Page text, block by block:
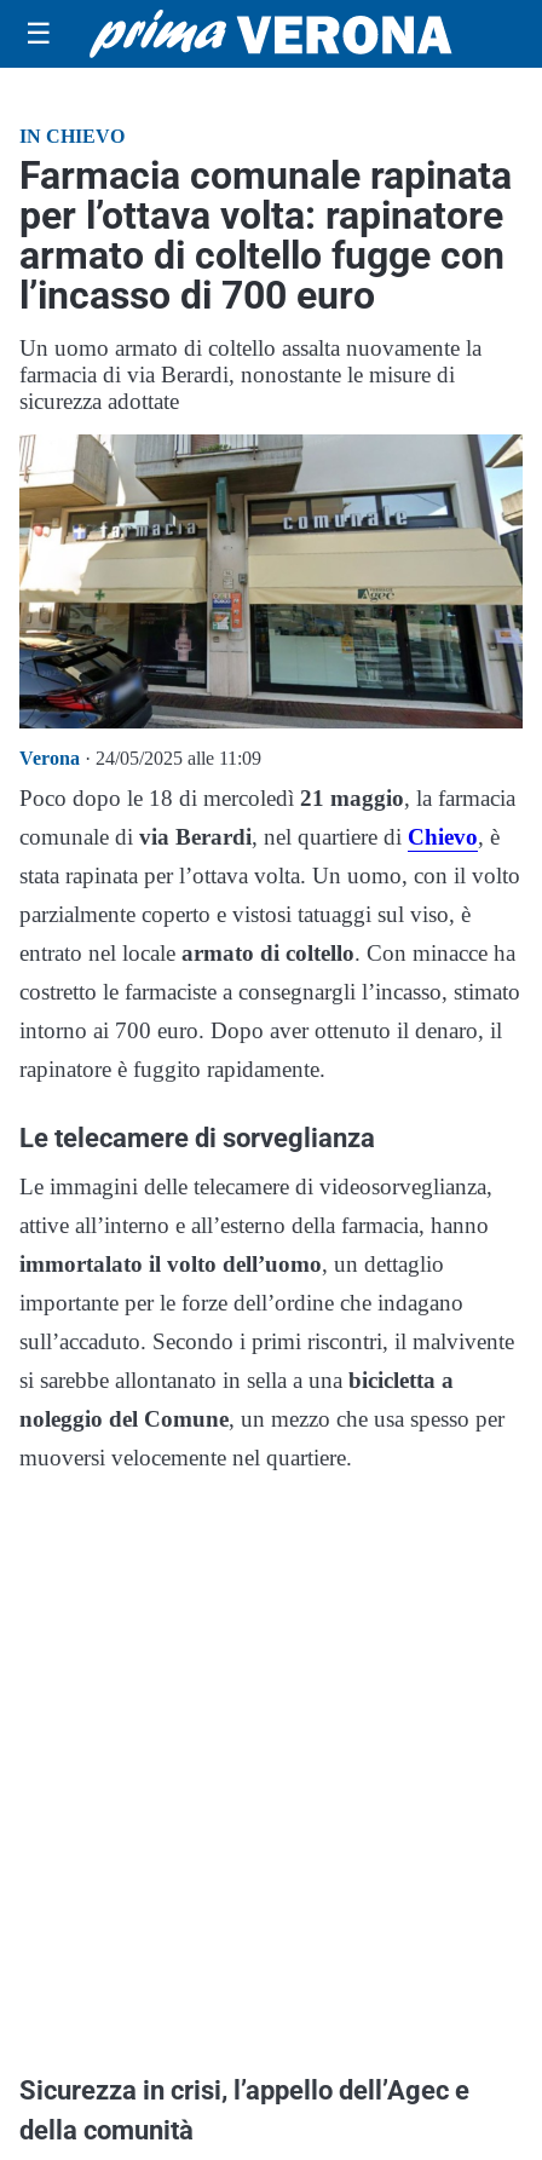
☰
IN CHIEVO
Farmacia comunale rapinata
per l’ottava volta: rapinatore
armato di coltello fugge con
l’incasso di 700 euro
Un uomo armato di coltello assalta nuovamente la
farmacia di via Berardi, nonostante le misure di
sicurezza adottate
Verona · 24/05/2025 alle 11:09
Poco dopo le 18 di mercoledì 21 maggio, la farmacia
comunale di via Berardi, nel quartiere di Chievo, è
stata rapinata per l’ottava volta. Un uomo, con il volto
parzialmente coperto e vistosi tatuaggi sul viso, è
entrato nel locale armato di coltello. Con minacce ha
costretto le farmaciste a consegnargli l’incasso, stimato
intorno ai 700 euro. Dopo aver ottenuto il denaro, il
rapinatore è fuggito rapidamente.
Le telecamere di sorveglianza
Le immagini delle telecamere di videosorveglianza,
attive all’interno e all’esterno della farmacia, hanno
immortalato il volto dell’uomo, un dettaglio
importante per le forze dell’ordine che indagano
sull’accaduto. Secondo i primi riscontri, il malvivente
si sarebbe allontanato in sella a una bicicletta a
noleggio del Comune, un mezzo che usa spesso per
muoversi velocemente nel quartiere.
Sicurezza in crisi, l’appello dell’Agec e
della comunità